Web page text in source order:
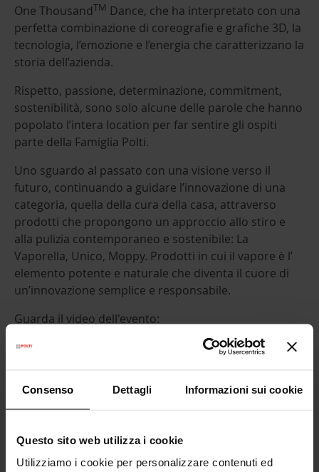
Consenso Dettagli Informazioni sui cookie
Questo sito web utilizza i cookie
Utilizziamo i cookie per personalizzare contenuti ed
One ThousandTM Dance, che ha interpretato con una
perfetta combinazione di coreografie e grafiche 3D, la
tecnologia, l’emozione e l’energia che caratterizzano la
storia dell’azienda.
Rispetto, passione, determinazione, commitment,
sostenibilità, sono solo alcune delle parole che hanno
popolato l’intera location per far sentire gli ospiti
parte della Famiglia Polti.
Uno sguardo al passato con una visione verso il
futuro, continuando a guidare l’innovazione di una
categoria, quella della cura della casa, attraverso
prodotti che propongono un approccio allo stiro e
alla pulizia contemporaneo e sostenibile: La
Vaporella, Unico, Moppy. Prodotti in cui il vapore è l’
elemento potente e naturale che diventa il cuore di
un’innovazione semplice e responsabile.
Guarda il video dell'evento: